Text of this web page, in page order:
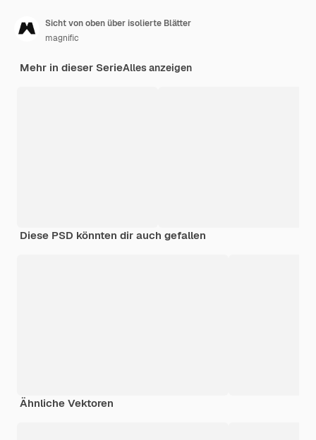
Sicht von oben über isolierte Blätter
magnific
Mehr in dieser SerieAlles anzeigen
Diese PSD könnten dir auch gefallen
Ähnliche Vektoren